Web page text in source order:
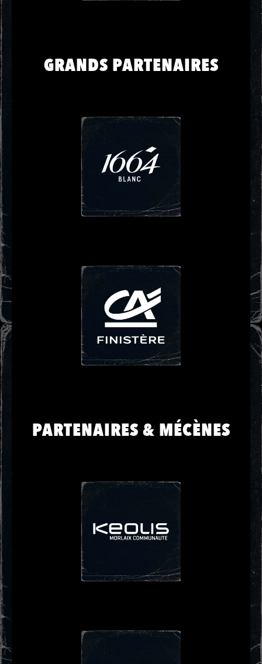
GRANDS PARTENAIRES
PARTENAIRES & MÉCÈNES